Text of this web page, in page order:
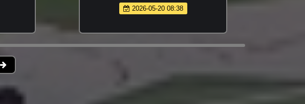
2026-05-20 08:38